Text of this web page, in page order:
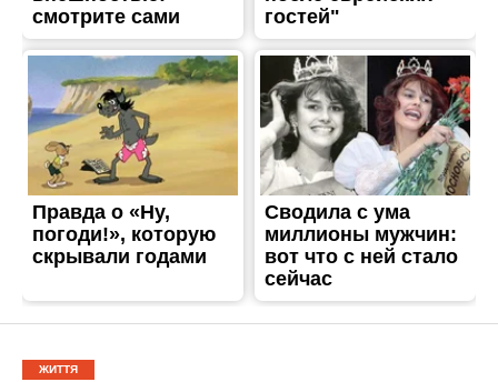
ЖИТТЯ